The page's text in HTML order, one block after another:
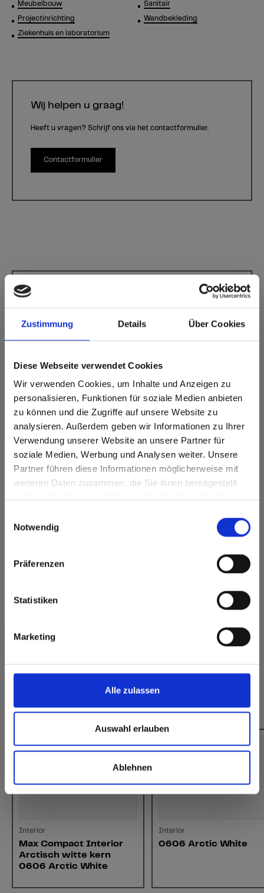
Zustimmung Details Über Cookies
Diese Webseite verwendet Cookies
Wir verwenden Cookies, um Inhalte und Anzeigen zu
personalisieren, Funktionen für soziale Medien anbieten
zu können und die Zugriffe auf unsere Website zu
analysieren. Außerdem geben wir Informationen zu Ihrer
Verwendung unserer Website an unsere Partner für
soziale Medien, Werbung und Analysen weiter. Unsere
Partner führen diese Informationen möglicherweise mit
weiteren Daten zusammen, die Sie ihnen bereitgestellt
Notwendig
Präferenzen
Statistiken
Marketing
Alle zulassen
Auswahl erlauben
Ablehnen
sr.modal is not closeable
Are you based in the Verenigde
Staten?
rest of the world!
Meubelbouw
Projectinrichting
Ziekenhuis en laboratorium
Sanitair
Wandbekleding
Wij helpen u graag!
Heeft u vragen? Schrijf ons via het contactformulier.
Contactformulier
Max Compact Interior Black core 0606
Arctic White
Deze kleur is niet richtinggebonden.
Dichtstbijzijnde CMYK-code: 2-3-6-0
noodzakelijk!
Productkenmerken
Gemakkelijk schoon te
Slagvast
Krasvast Oplosmiddelbestendig
Oppervlaktekenmerken
Duurzaam
Duurzaam gesloten
Splintervrij snijden,
Dit zou u ook kunnen interesseren:
Interior
Max Compact Interior
Arctisch witte kern
0606 Arctic White
Interior
0606 Arctic White